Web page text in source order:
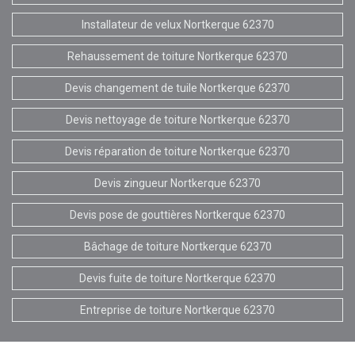
Installateur de velux Nortkerque 62370
Rehaussement de toiture Nortkerque 62370
Devis changement de tuile Nortkerque 62370
Devis nettoyage de toiture Nortkerque 62370
Devis réparation de toiture Nortkerque 62370
Devis zingueur Nortkerque 62370
Devis pose de gouttières Nortkerque 62370
Bâchage de toiture Nortkerque 62370
Devis fuite de toiture Nortkerque 62370
Entreprise de toiture Nortkerque 62370